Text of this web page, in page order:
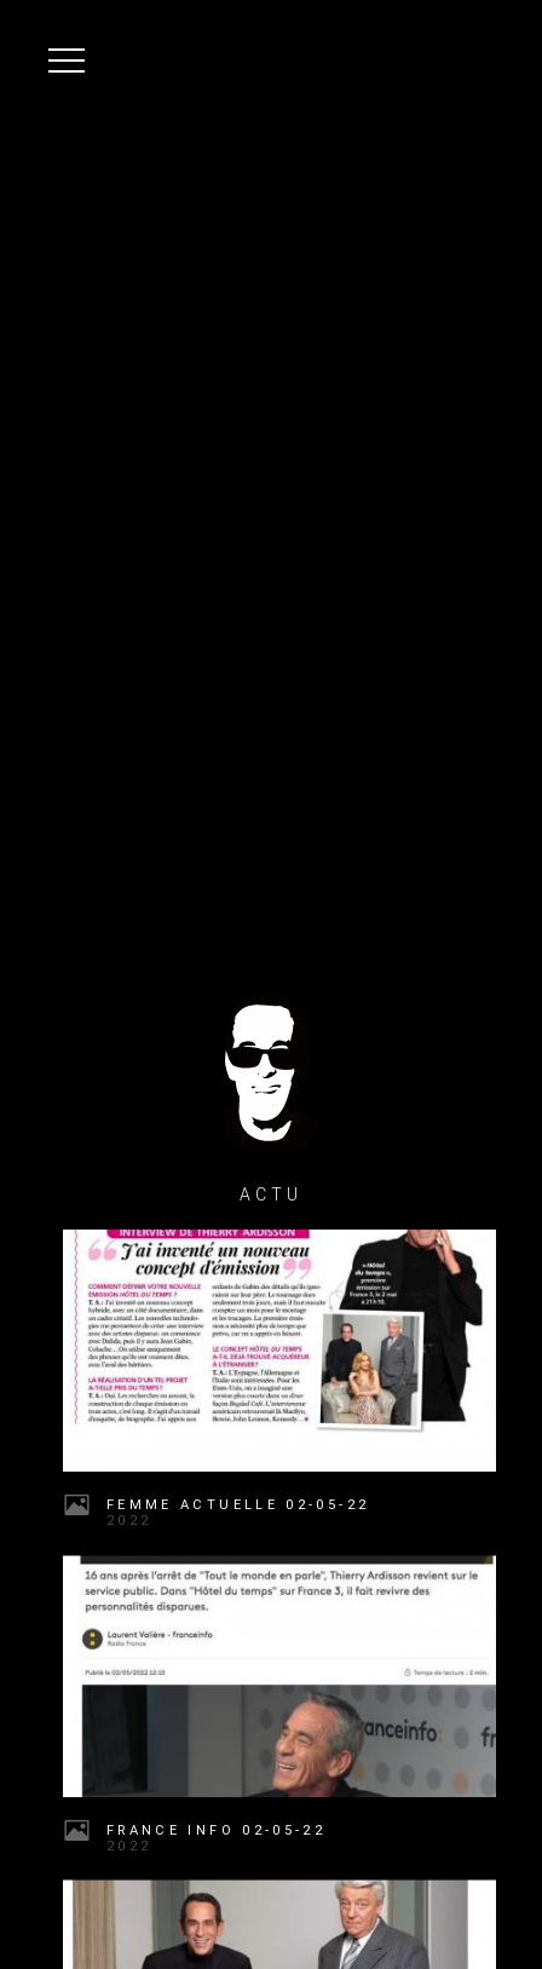
ACTU
FEMME ACTUELLE 02-05-22
2022
FRANCE INFO 02-05-22
2022